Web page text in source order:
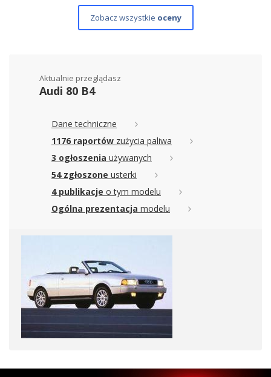
Zobacz wszystkie oceny
Aktualnie przeglądasz
Audi 80 B4
Dane techniczne
1176 raportów zużycia paliwa
3 ogłoszenia używanych
54 zgłoszone usterki
4 publikacje o tym modelu
Ogólna prezentacja modelu